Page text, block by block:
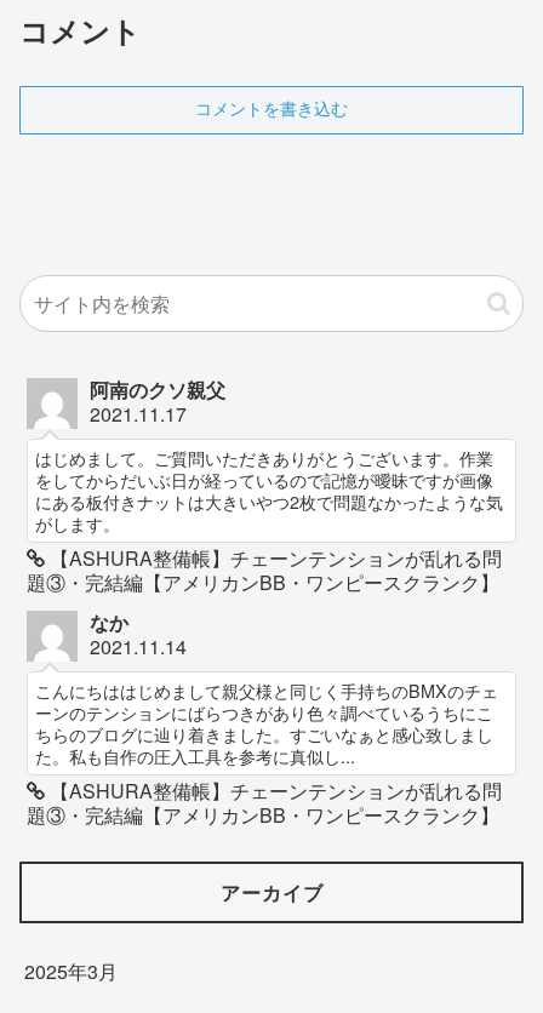
コメント
コメントを書き込む
阿南のクソ親父
2021.11.17
はじめまして。ご質問いただきありがとうございます。作業
をしてからだいぶ日が経っているので記憶が曖昧ですが画像
にある板付きナットは大きいやつ2枚で問題なかったような気
がします。
【ASHURA整備帳】チェーンテンションが乱れる問
題③・完結編【アメリカンBB・ワンピースクランク】
なか
2021.11.14
こんにちははじめまして親父様と同じく手持ちのBMXのチェ
ーンのテンションにばらつきがあり色々調べているうちにこ
ちらのブログに辿り着きました。すごいなぁと感心致しまし
た。私も自作の圧入工具を参考に真似し...
【ASHURA整備帳】チェーンテンションが乱れる問
題③・完結編【アメリカンBB・ワンピースクランク】
アーカイブ
2025年3月